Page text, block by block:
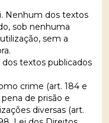
Nenhum dos textos
sob nenhuma
sem a
textos publicados
crime (art. 184 e
de prisão e
diversas (art.